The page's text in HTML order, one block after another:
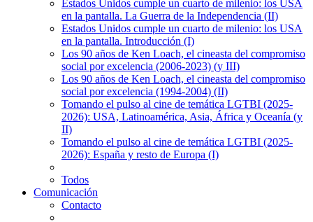
Estados Unidos cumple un cuarto de milenio: los USA
en la pantalla. La Guerra de la Independencia (II)
Estados Unidos cumple un cuarto de milenio: los USA
en la pantalla. Introducción (I)
Los 90 años de Ken Loach, el cineasta del compromiso
social por excelencia (2006-2023) (y III)
Los 90 años de Ken Loach, el cineasta del compromiso
social por excelencia (1994-2004) (II)
Tomando el pulso al cine de temática LGTBI (2025-
2026): USA, Latinoamérica, Asia, África y Oceanía (y
II)
Tomando el pulso al cine de temática LGTBI (2025-
2026): España y resto de Europa (I)
Todos
Comunicación
Contacto